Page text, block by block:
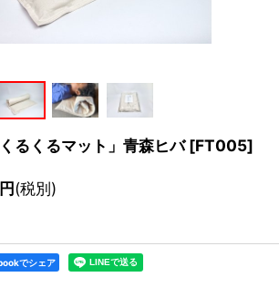
るくるマット」青森ヒバ [FT005]
円(税別)
でシェア